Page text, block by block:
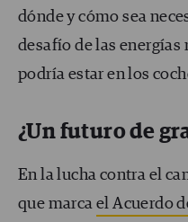
dónde y cómo sea
desafío de las energías
podría estar en los
¿Un futuro de
En la lucha contra el
que marcael Acuerdo